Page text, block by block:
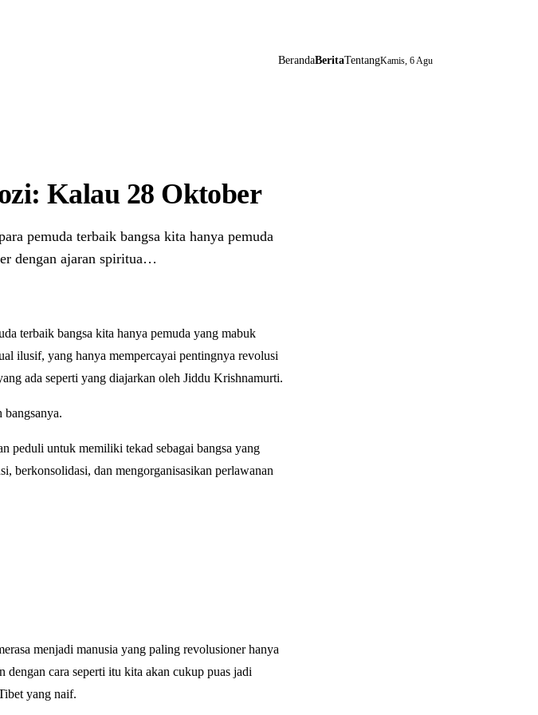
BerandaBeritaTentangKamis, 6 Agu
Kalau 28 Oktober
pemuda terbaik bangsa kita hanya pemuda
dengan ajaran spiritua…
terbaik bangsa kita hanya pemuda yang mabuk
ilusif, yang hanya mempercayai pentingnya revolusi
ada seperti yang diajarkan oleh Jiddu Krishnamurti.
peduli untuk memiliki tekad sebagai bangsa yang
berkonsolidasi, dan mengorganisasikan perlawanan
menjadi manusia yang paling revolusioner hanya
dengan cara seperti itu kita akan cukup puas jadi
yang naif.